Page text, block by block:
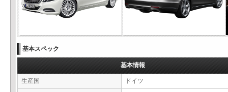
基本スペック
基本情報
生産国 ドイツ